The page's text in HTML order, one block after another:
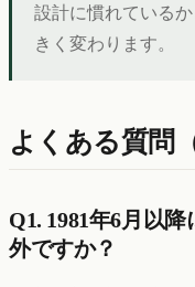
設計に慣れている
きく変わります。
よくある質問
Q1. 1981年6月以
外ですか？